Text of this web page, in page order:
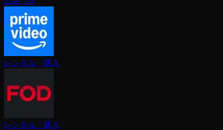
レンタル・購入
レンタル・購入